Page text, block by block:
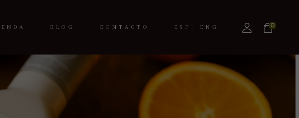
BLOG CONTACTO ESPAÑOLENGLISH 0